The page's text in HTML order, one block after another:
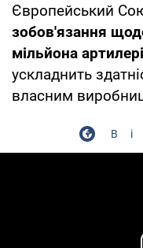
Європейський
зобов'язання
мільйона
ускладнить
власним